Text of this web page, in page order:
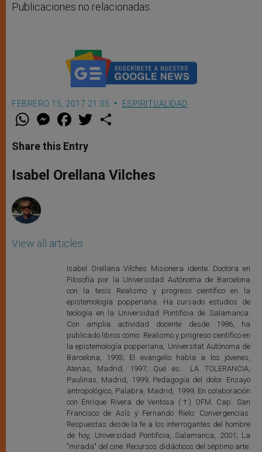
Publicaciones no relacionadas.
FEBRERO 15, 2017 21:35 ESPIRITUALIDAD
W
t
s
p
p
M
e
s
e
g
e
F
a
e
b
o
k
w
r
Share this Entry
Isabel Orellana Vilches
View all articles
Isabel Orellana Vilches Misionera idente. Doctora en
Filosofía por la Universidad Autónoma de Barcelona
con la tesis Realismo y progreso científico en la
epistemología popperiana. Ha cursado estudios de
teología en la Universidad Pontificia de Salamanca.
Con amplia actividad docente desde 1986, ha
publicado libros como: Realismo y progreso científico en
la epistemología popperiana, Universitat Autònoma de
Barcelona, 1993; El evangelio habla a los jóvenes,
Atenas, Madrid, 1997; Qué es... LA TOLERANCIA,
Paulinas, Madrid, 1999; Pedagogía del dolor. Ensayo
antropológico, Palabra, Madrid, 1999; En colaboración
con Enrique Rivera de Ventosa (†) OFM. Cap. San
Francisco de Asís y Fernando Rielo: Convergencias.
Respuestas desde la fe a los interrogantes del hombre
de hoy, Universidad Pontificia, Salamanca, 2001; La
"mirada" del cine. Recursos didácticos del séptimo arte.